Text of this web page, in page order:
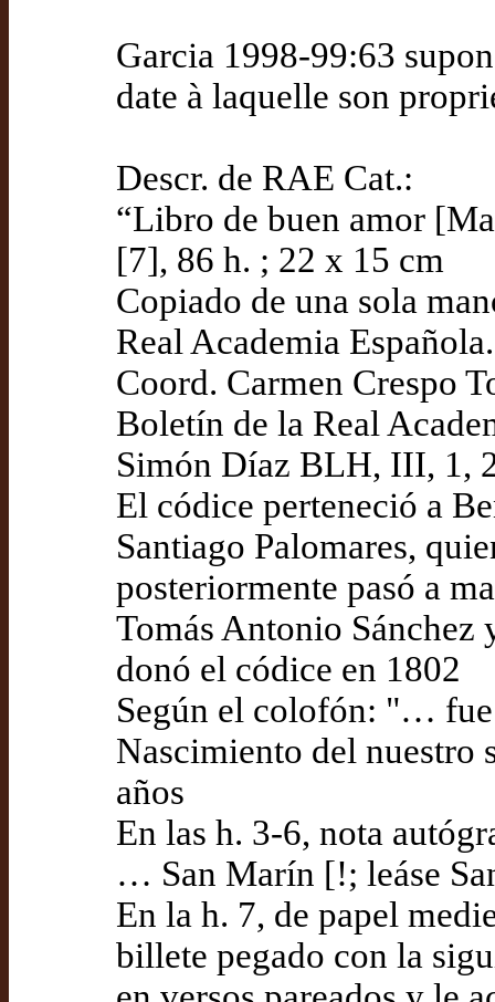
Garcia 1998-99:63
date à laquelle son
Descr. de RAE Cat.:
“Libro de buen amor
[7], 86 h. ; 22 x 15 cm
Copiado de una sola
Real Academia
Coord. Carmen Crespo
Boletín de la Real
Simón Díaz BLH, III, 1,
El códice perteneció a
Santiago Palomares,
posteriormente pasó a
Tomás Antonio Sánchez
donó el códice en 1802
Según el colofón: "…
Nascimiento del nuestro
años
En las h. 3-6, nota
… San Marín [!; leáse
En la h. 7, de papel
billete pegado con la